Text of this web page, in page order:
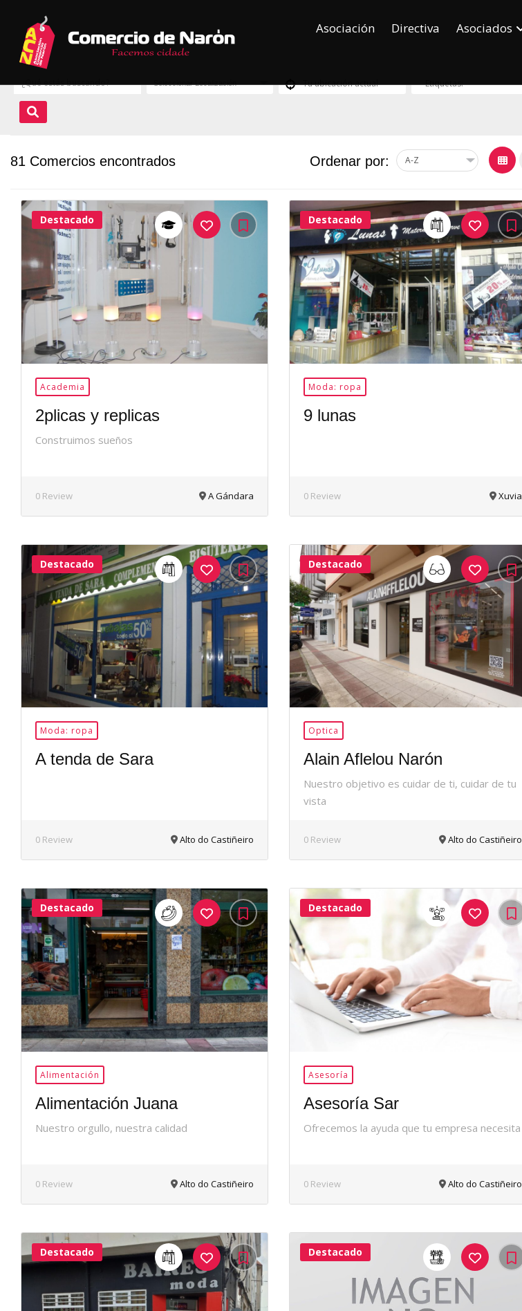
Asociación Directiva Asociados
81 Comercios encontrados Ordenar por:
37Me
Destacado
Academia
2plicas y replicas
Construimos sueños
0 Review A Gándara
31Me
Gusta
Destacado
Moda: ropa
9 lunas
0 Review Xuvia
40Me
Gusta
Destacado
Moda: ropa
A tenda de Sara
0 Review Alto do Castiñeiro
33Me
Gusta
Destacado
Optica
Alain Aflelou Narón
Nuestro objetivo es cuidar de ti, cuidar de tu
vista
0 Review Alto do Castiñeiro
36Me
Gusta
Destacado
Alimentación
Alimentación Juana
Nuestro orgullo, nuestra calidad
0 Review Alto do Castiñeiro
35Me
Gusta
Destacado
Asesoría
Asesoría Sar
Ofrecemos la ayuda que tu empresa necesita
0 Review Alto do Castiñeiro
24Me
Gusta
Destacado
42Me
Gusta
Destacado